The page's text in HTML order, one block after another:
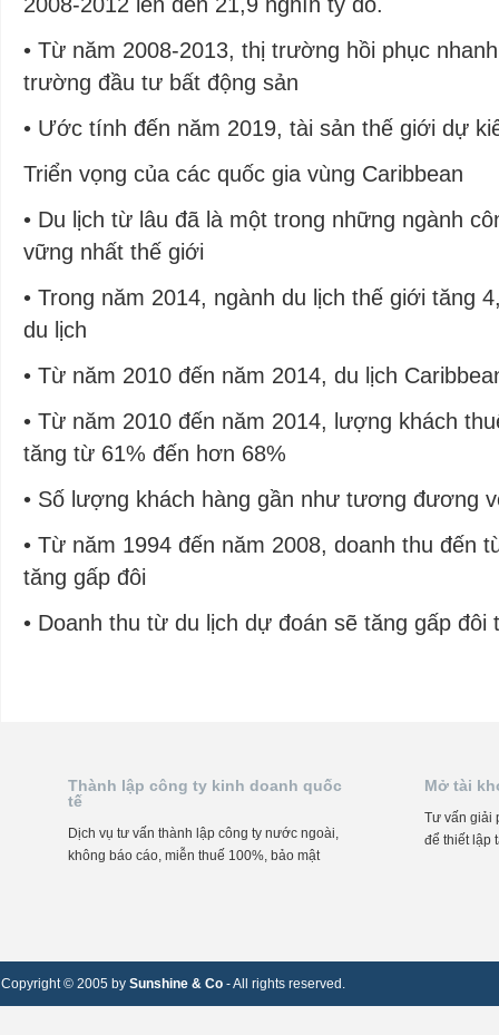
• Từ năm 2008-2013, thị trường hồi phục
trường đầu tư bất động sản
• Ước tính đến năm 2019, tài sản thế giới dự
Triển vọng của các quốc gia vùng Caribbean
• Du lịch từ lâu đã là một trong những ngành
vững nhất thế giới
• Trong năm 2014, ngành du lịch thế giới tăng
du lịch
• Từ năm 2010 đến năm 2014, du lịch
• Từ năm 2010 đến năm 2014, lượng khách
tăng từ 61% đến hơn 68%
• Số lượng khách hàng gần như tương đương
• Từ năm 1994 đến năm 2008, doanh thu đến
tăng gấp đôi
• Doanh thu từ du lịch dự đoán sẽ tăng gấp đôi
Thành lập công ty kinh doanh quốc
tế
Dịch vụ tư vấn thành lập công ty nước ngoài,
không báo cáo, miễn thuế 100%, bảo mật
Mở tài
Tư vấn giải
để thiết lập
Copyright © 2005 by Sunshine & Co - All rights reserved.